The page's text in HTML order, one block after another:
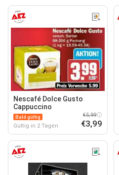
Nescafé Dolce Gusto
Cappuccino
Bald gültig
Gültig in 2 Tagen
€5,99
€3,99